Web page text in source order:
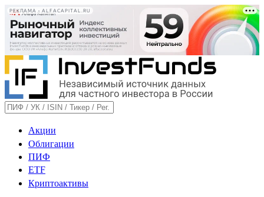
РЕКЛАМА • ALFACAPITAL.RU
Акции
Облигации
ПИФ
ETF
Криптоактивы